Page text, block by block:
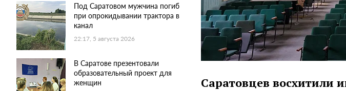
Под Саратовом мужчина погиб
при опрокидывании трактора в
канал
22:17, 5 августа 2026
В Саратове презентовали
образовательный проект для
женщин
Саратовцев восхитили